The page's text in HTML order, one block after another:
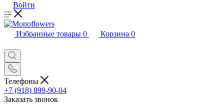
Войти
Избранные товары 0 Корзина 0
Телефоны
+7 (918) 899-90-04
Заказать звонок